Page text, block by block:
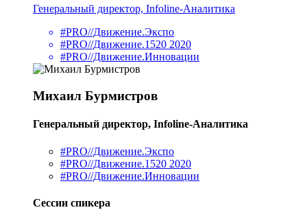
Генеральный директор, Infoline-Аналитика
#PRO//Движение.Экспо
#PRO//Движение.1520 2020
#PRO//Движение.Инновации
Михаил Бурмистров
Генеральный директор, Infoline-Аналитика
#PRO//Движение.Экспо
#PRO//Движение.1520 2020
#PRO//Движение.Инновации
Сессии спикера